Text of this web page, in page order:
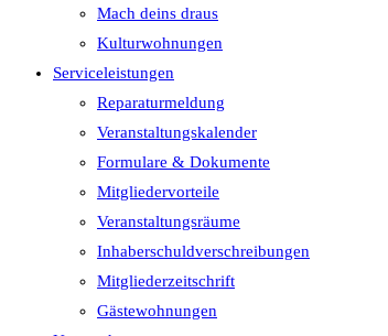
Mach deins draus
Kulturwohnungen
Serviceleistungen
Reparaturmeldung
Veranstaltungskalender
Formulare & Dokumente
Mitgliedervorteile
Veranstaltungsräume
Inhaberschuld­verschreibungen
Mitgliederzeitschrift
Gästewohnungen